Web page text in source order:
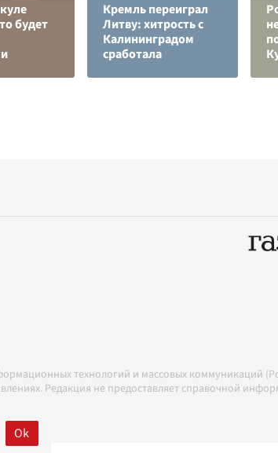
будет
Кремль переиграл
Литву: хитрость с
Калининградом
сработала
технологий и массовых коммуникаций
Редакция не предоставляет справочной
Ok